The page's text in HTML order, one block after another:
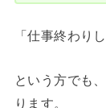
「仕事終わり
という方でも
ります。